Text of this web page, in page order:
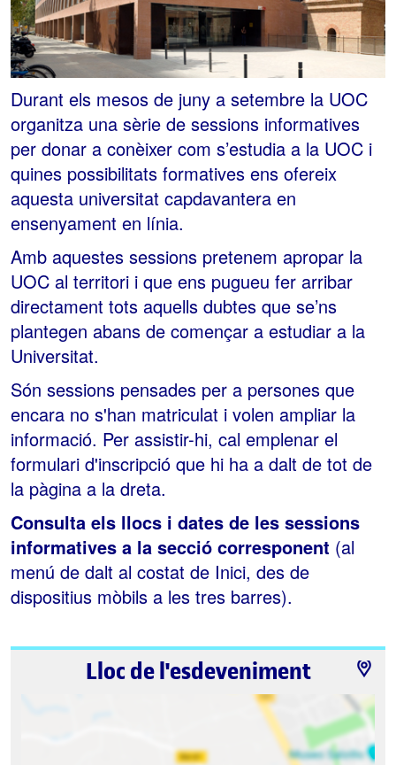
Durant els mesos de juny a setembre la UOC
organitza una sèrie de sessions informatives
per donar a conèixer com s’estudia a la UOC i
quines possibilitats formatives ens ofereix
aquesta universitat capdavantera en
ensenyament en línia.
Amb aquestes sessions pretenem apropar la
UOC al territori i que ens pugueu fer arribar
directament tots aquells dubtes que se’ns
plantegen abans de començar a estudiar a la
Universitat.
Són sessions pensades per a persones que
encara no s'han matriculat i volen ampliar la
informació. Per assistir-hi, cal emplenar el
formulari d'inscripció que hi ha a dalt de tot de
la pàgina a la dreta.
Consulta els llocs i dates de les sessions
informatives a la secció corresponent (al
menú de dalt al costat de Inici, des de
dispositius mòbils a les tres barres).
Lloc de l'esdeveniment